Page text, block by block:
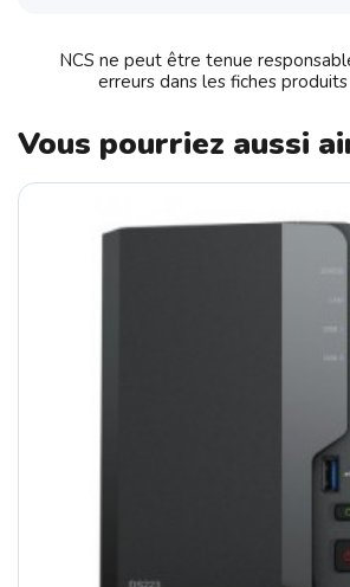
NCS ne peut être tenue
erreurs dans les fiches
Vous pourriez aussi